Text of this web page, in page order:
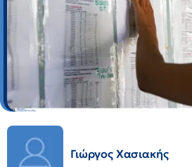
Γιώργος Χασιακής